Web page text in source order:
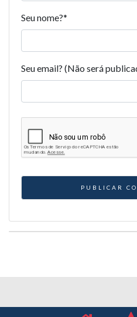
Seu nome?*
Seu email? (Não será